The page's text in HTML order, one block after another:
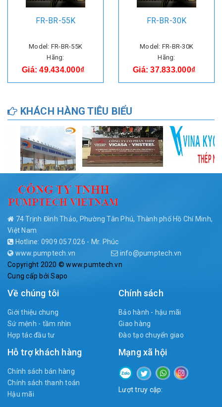
FR-BR-55K
Model: FR-BR-55K
Hãng:
Giá: 49.434.000₫
FR-BR-30K
Model: FR-BR-30K
Hãng:
Giá: 37.833.000₫
KHÁCH HÀNG TIÊU BIỂU
74 Trịnh Đình Thảo, Phường Tân Phú, Thành phố Hồ Chí Minh,
Việt Nam
Hotline: 0909.057.026 - Mr. Phúc
www.pumptech.vn
info@pumptech.vn
Copyright 2020 © www.pumtech.vn
Cung cấp bởiSapo
Về chúng tôi
Giới thiệu chung
Sứ mệnh - tầm nhìn
Hợp tác đầu tư
Chính sách
Bảo hành - hậu mãi
Giao hàng
Đào tạo chuyển giao
Hỗ trợ khách hàng
Chính sách bán hàng
Chính sách thanh toán
Hậu mãi
Mạng xã hội
Lượt truy cập: